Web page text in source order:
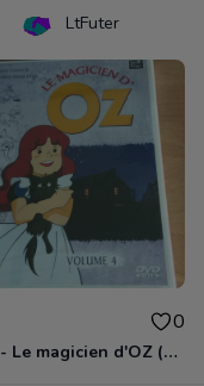
LtFuter
0
DVD - Le magicien d'OZ (volume 4)